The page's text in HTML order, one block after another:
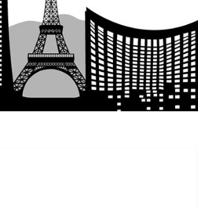
C4
OPEN
Allt Du
Behöver Veta
Om
Casinomodeller